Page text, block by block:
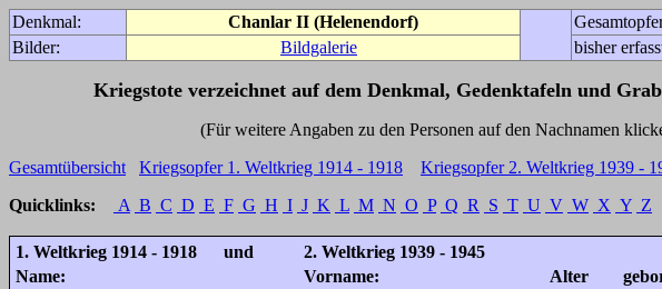
Denkmal: Chanlar II (Helenendorf)
Bilder:
Bildgalerie bisher
Kriegstote verzeichnet auf dem Denkmal, Gedenktafeln und
(Für weitere Angaben zu den Personen auf den Nachnamen
Gesamtübersicht
Kriegsopfer 1. Weltkrieg 1914 - 1918
Kriegsopfer 2. Weltkrieg 1939 -
Quicklinks:
A B C D E F G H I J K L M N O P Q R S T U V W X Y Z
1. Weltkrieg 1914 - 1918 und
2. Weltkrieg 1939 - 1945
Name:
Vorname: Alter